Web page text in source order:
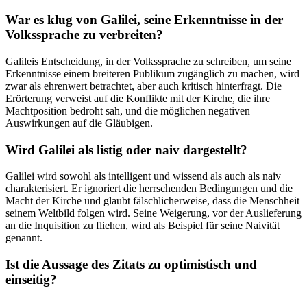
War es klug von Galilei, seine Erkenntnisse in der
Volkssprache zu verbreiten?
Galileis Entscheidung, in der Volkssprache zu schreiben, um seine
Erkenntnisse einem breiteren Publikum zugänglich zu machen, wird
zwar als ehrenwert betrachtet, aber auch kritisch hinterfragt. Die
Erörterung verweist auf die Konflikte mit der Kirche, die ihre
Machtposition bedroht sah, und die möglichen negativen
Auswirkungen auf die Gläubigen.
Wird Galilei als listig oder naiv dargestellt?
Galilei wird sowohl als intelligent und wissend als auch als naiv
charakterisiert. Er ignoriert die herrschenden Bedingungen und die
Macht der Kirche und glaubt fälschlicherweise, dass die Menschheit
seinem Weltbild folgen wird. Seine Weigerung, vor der Auslieferung
an die Inquisition zu fliehen, wird als Beispiel für seine Naivität
genannt.
Ist die Aussage des Zitats zu optimistisch und
einseitig?